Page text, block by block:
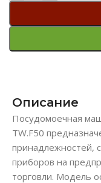
Описание
Посудомоечная
TW.F50
принадлежностей,
приборов на
торговли. Модель